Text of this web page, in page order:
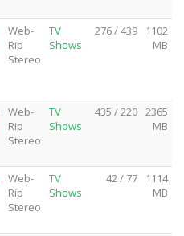
Web-
Rip
Stereo
TV
Shows
276 / 439
1102
MB
Web-
Rip
Stereo
TV
Shows
435 / 220
2365
MB
Web-
Rip
Stereo
TV
Shows
42 / 77
1114
MB